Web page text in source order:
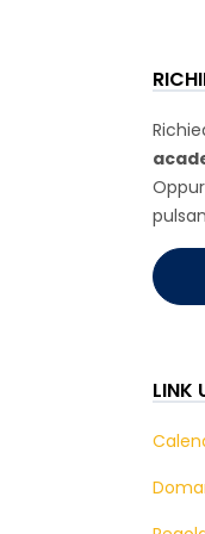
LINK